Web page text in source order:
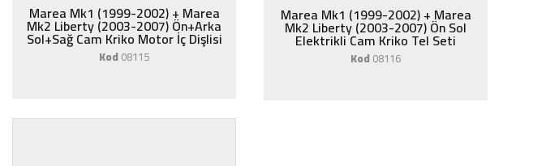
Marea Mk1 (1999-2002) + Marea
Mk2 Liberty (2003-2007) Ön+Arka
Sol+Sağ Cam Kriko Motor İç Dişlisi
Kod08115
Marea Mk1 (1999-2002) + Marea
Mk2 Liberty (2003-2007) Ön Sol
Elektrikli Cam Kriko Tel Seti
Kod08116